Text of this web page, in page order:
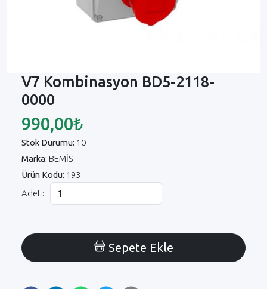
V7 Kombinasyon BD5-2118-
0000
990,00₺
Stok Durumu: 10
Marka: BEMİS
Ürün Kodu: 193
Adet :
Sepete Ekle